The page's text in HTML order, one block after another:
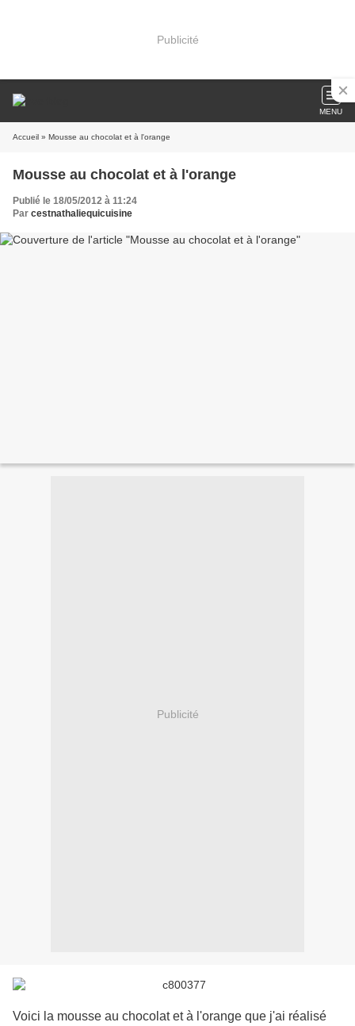
Publicité
MENU
Accueil » Mousse au chocolat et à l'orange
Mousse au chocolat et à l'orange
Publié le 18/05/2012 à 11:24
Par cestnathaliequicuisine
Publicité
Voici la mousse au chocolat et à l'orange que j'ai réalisé